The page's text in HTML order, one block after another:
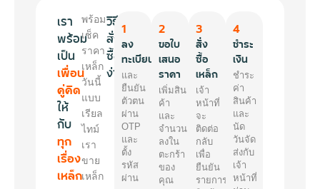
เรา
พร้อม
เป็น
เพื่อน
คู่คิด
ให้
กับ
ทุก
เรื่อง
เหล็ก
พร้อม
เช็ค
ราคา
เหล็ก
วันนี้
แบบ
เรียล
ไทม์
เรา
ขาย
เหล็ก
วิธี
สั่ง
ซื้อ
ง่ายๆ
1
ลง
ทะเบียน
และ
ยืนยัน
ตัวตน
ผ่าน
OTP
และ
ตั้ง
รหัส
ผ่าน
2
ขอใบ
เสนอ
ราคา
เพิ่มสิน
ค้า
และ
จำนวน
ลงใน
ตะกร้า
ของ
คุณ
3
สั่ง
ซื้อ
เหล็ก
เจ้า
หน้าที่
จะ
ติดต่อ
กลับ
เพื่อ
ยืนยัน
รายการ
4
ชำระ
เงิน
ชำระ
ค่า
สินค้า
และ
นัด
วันจัด
ส่งกับ
เจ้า
หน้าที่